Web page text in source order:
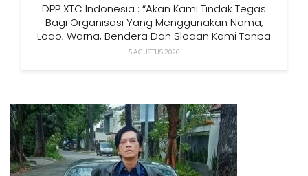
DPP XTC Indonesia : “Akan Kami Tindak Tegas
Bagi Organisasi Yang Menggunakan Nama,
Logo, Warna, Bendera Dan Slogan Kami Tanpa
Izin”
5 AGUSTUS 2026